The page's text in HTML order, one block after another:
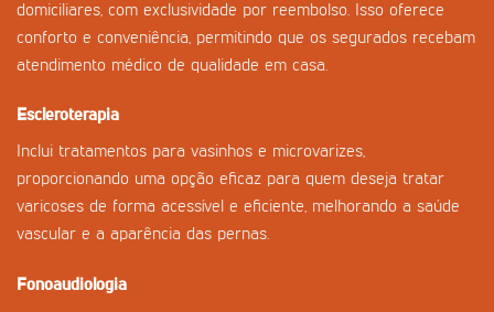
domiciliares, com exclusividade por reembolso. Isso oferece
conforto e conveniência, permitindo que os segurados recebam
atendimento médico de qualidade em casa.
Escleroterapia
Inclui tratamentos para vasinhos e microvarizes,
proporcionando uma opção eficaz para quem deseja tratar
varicoses de forma acessível e eficiente, melhorando a saúde
vascular e a aparência das pernas.
Fonoaudiologia